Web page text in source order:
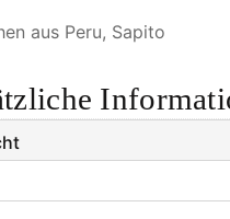
aus Peru, Sapito